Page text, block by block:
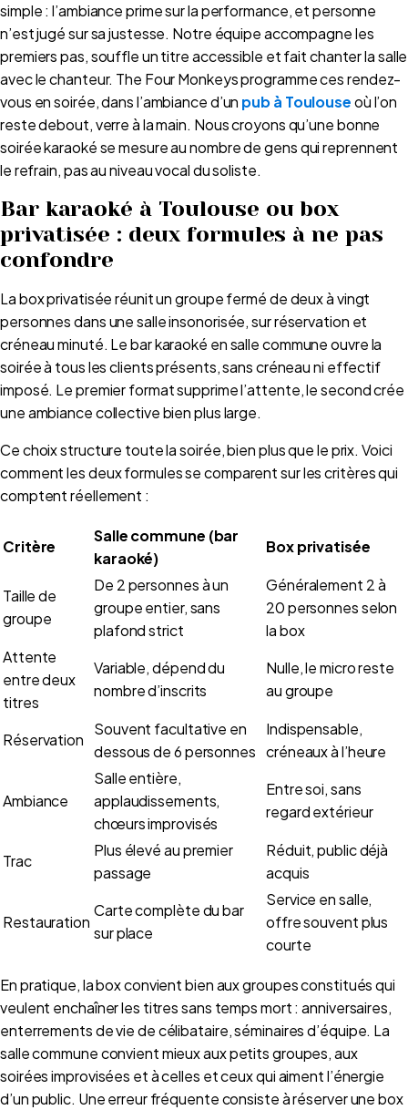
simple : l’ambiance prime sur la performance, et personne
n’est jugé sur sa justesse. Notre équipe accompagne les
premiers pas, souffle un titre accessible et fait chanter la salle
avec le chanteur. The Four Monkeys programme ces rendez-
vous en soirée, dans l’ambiance d’un pub à Toulouseoù l’on
reste debout, verre à la main. Nous croyons qu’une bonne
soirée karaoké se mesure au nombre de gens qui reprennent
le refrain, pas au niveau vocal du soliste.
Bar karaoké à Toulouse ou box
privatisée : deux formules à ne pas
confondre
La box privatisée réunit un groupe fermé de deux à vingt
personnes dans une salle insonorisée, sur réservation et
créneau minuté. Le bar karaoké en salle commune ouvre la
soirée à tous les clients présents, sans créneau ni effectif
imposé. Le premier format supprime l’attente, le second crée
une ambiance collective bien plus large.
Ce choix structure toute la soirée, bien plus que le prix. Voici
comment les deux formules se comparent sur les critères qui
comptent réellement :
Critère
Salle commune (bar
karaoké)
Box privatisée
Taille de
groupe
De 2 personnes à un
groupe entier, sans
plafond strict
Généralement 2 à
20 personnes selon
la box
Attente
entre deux
titres
Variable, dépend du
nombre d’inscrits
Nulle, le micro reste
au groupe
Réservation
Souvent facultative en
dessous de 6 personnes
Indispensable,
créneaux à l’heure
Ambiance
Salle entière,
applaudissements,
chœurs improvisés
Entre soi, sans
regard extérieur
Trac
Plus élevé au premier
passage
Réduit, public déjà
acquis
Restauration
Carte complète du bar
sur place
Service en salle,
offre souvent plus
courte
En pratique, la box convient bien aux groupes constitués qui
veulent enchaîner les titres sans temps mort : anniversaires,
enterrements de vie de célibataire, séminaires d’équipe. La
salle commune convient mieux aux petits groupes, aux
soirées improvisées et à celles et ceux qui aiment l’énergie
d’un public. Une erreur fréquente consiste à réserver une box